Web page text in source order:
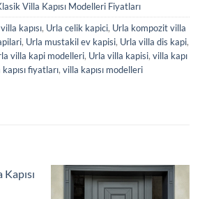
Villa Kapısı Modelleri Fiyatları
kapısı, Urla celik kapici, Urla kompozit villa
, Urla mustakil ev kapisi, Urla villa dis kapi,
villa kapi modelleri, Urla villa kapisi, villa kapı
fiyatları, villa kapısı modelleri